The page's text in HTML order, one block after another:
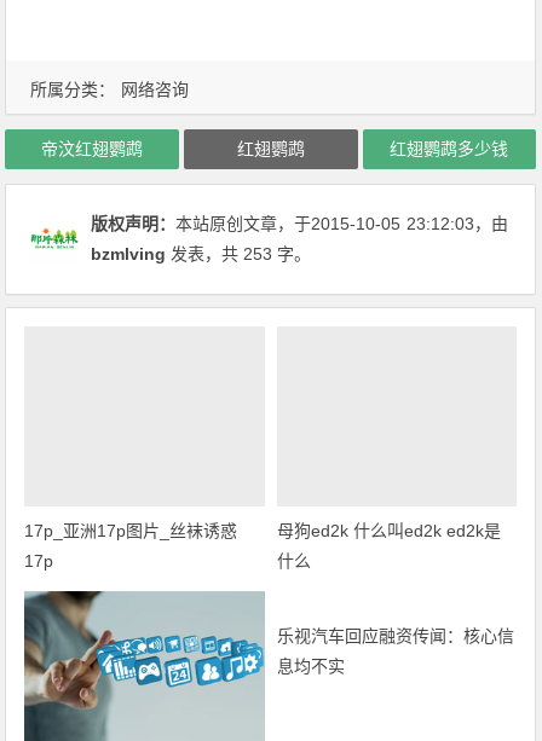
所属分类： 网络咨询
帝汶红翅鹦鹉 红翅鹦鹉 红翅鹦鹉多少钱
版权声明：本站原创文章，于2015-10-05 23:12:03，由
bzmlving 发表，共 253 字。
17p_亚洲17p图片_丝袜诱惑
17p
母狗ed2k 什么叫ed2k ed2k是
什么